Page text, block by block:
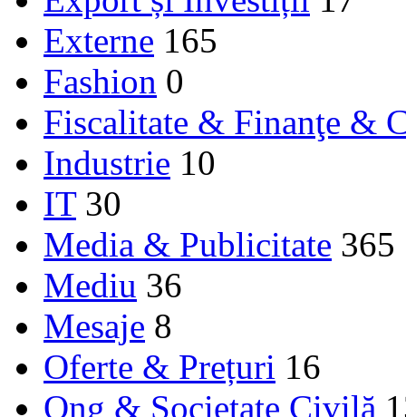
Externe 165
Fashion 0
Fiscalitate & Finanţe &
Industrie 10
IT 30
Media & Publicitate 365
Mediu 36
Mesaje 8
Oferte & Prețuri 16
Ong & Societate Civilă